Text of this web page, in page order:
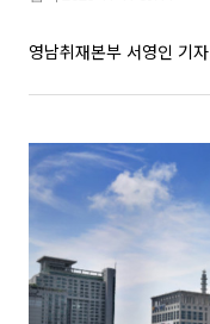
영남취재본부 서영인 기자